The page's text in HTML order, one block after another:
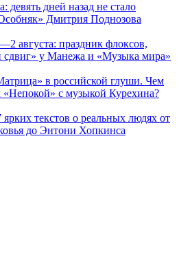
девять дней назад не стало
Дмитрия Поднозова
августа: праздник флоксов,
сдвиг» у Манежа и «Музыка мира»
в российской глуши. Чем
«Непокой» с музыкой Курехина?
текстов о реальных людях от
до Энтони Хопкинса